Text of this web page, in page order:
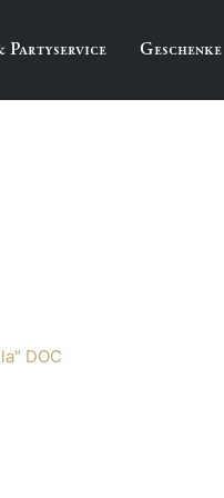
Partyservice Geschenke